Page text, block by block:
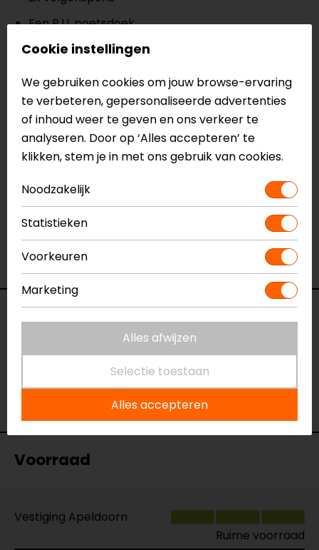
Een P.U. poetsdoek
Een viscosespons
Een washandschoen
1x snelwax
Meer informatie nodig?
Heb je meer informatie nodig over dit product?
Neem dancontact met ons op of kom langs in één
vanonze winkels
in Breda, Capelle aan den IJssel,
Eindhoven, Vianen of Apeldoorn. In de winkels kun je
het product bekijken & passen en staan onze
verkoopmedewerkers voor je klaar met advies.
Bekijk onze andere
Specificaties
Naam
Navul Pakket
Merk
Handig Schoonmaken
Voorraad
Vestiging Apeldoorn
Ruime voorraad
Cookie instellingen
We gebruiken cookies om jouw browse-ervaring
te verbeteren, gepersonaliseerde advertenties
of inhoud weer te geven en ons verkeer te
analyseren. Door op ‘Alles accepteren’ te
klikken, stem je in met ons gebruik van cookies.
Noodzakelijk
Statistieken
Voorkeuren
Marketing
Alles afwijzen
Selectie toestaan
Alles accepteren